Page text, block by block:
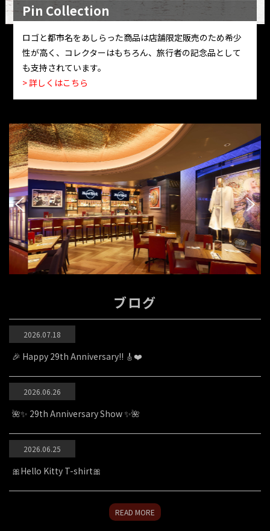
Pin Collection
ロゴと都市名をあしらった商品は店舗限定販売のため希少
性が高く、コレクターはもちろん、旅行者の記念品として
も支持されています。
> 詳しくはこちら
ブログ
2026.07.18
🎉 Happy 29th Anniversary!! 🎸❤️
2026.06.26
🌺✨ 29th Anniversary Show ✨🌺
2026.06.25
🎀Hello Kitty T-shirt🎀
READ MORE